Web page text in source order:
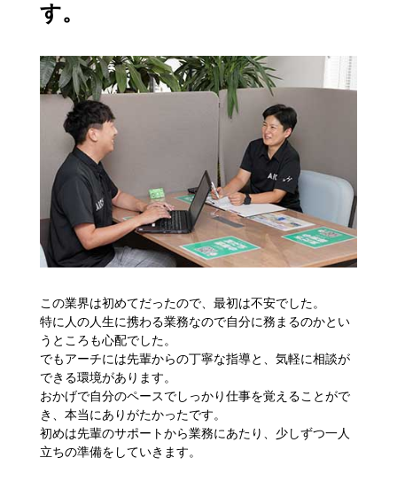
す。
この業界は初めてだったので、最初は不安でした。
特に人の人生に携わる業務なので自分に務まるのかとい
うところも心配でした。
でもアーチには先輩からの丁寧な指導と、気軽に相談が
できる環境があります。
おかげで自分のペースでしっかり仕事を覚えることがで
き、本当にありがたかったです。
初めは先輩のサポートから業務にあたり、少しずつ一人
立ちの準備をしていきます。